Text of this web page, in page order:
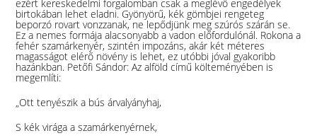
ezért kereskedelmi forgalomban csak a meglévő engedélyek
birtokában lehet eladni. Gyönyörű, kék gömbjei rengeteg
beporzó rovart vonzzanak, ne lepődjünk meg szúrós szárán se.
Ez a nemes formája alacsonyabb a vadon előfordulónál. Rokona a
fehér szamárkenyér, szintén impozáns, akár két méteres
magasságot elérő növény is lehet, ez utóbbi jóval gyakoribb
hazánkban. Petőfi Sándor: Az alföld című költeményében is
megemlíti:
„Ott tenyészik a bús árvalyányhaj,
S kék virága a szamárkenyérnek,